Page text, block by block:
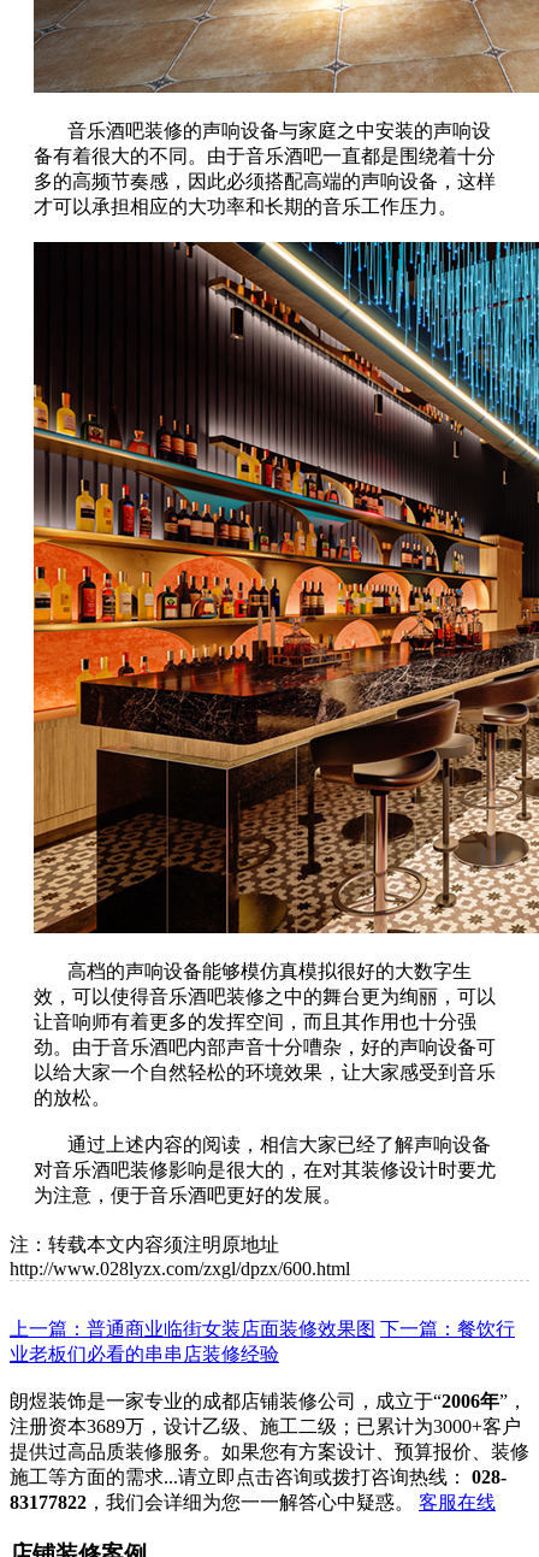
音乐酒吧装修的声响设备与家庭之中安装的声响设
备有着很大的不同。由于音乐酒吧一直都是围绕着十分
多的高频节奏感，因此必须搭配高端的声响设备，这样
才可以承担相应的大功率和长期的音乐工作压力。
高档的声响设备能够模仿真模拟很好的大数字生
效，可以使得音乐酒吧装修之中的舞台更为绚丽，可以
让音响师有着更多的发挥空间，而且其作用也十分强
劲。由于音乐酒吧内部声音十分嘈杂，好的声响设备可
以给大家一个自然轻松的环境效果，让大家感受到音乐
的放松。
通过上述内容的阅读，相信大家已经了解声响设备
对音乐酒吧装修影响是很大的，在对其装修设计时要尤
为注意，便于音乐酒吧更好的发展。
注：转载本文内容须注明原地址
http://www.028lyzx.com/zxgl/dpzx/600.html
上一篇：普通商业临街女装店面装修效果图 下一篇：餐饮行
业老板们必看的串串店装修经验
朗煜装饰是一家专业的成都店铺装修公司，成立于“2006年”，
注册资本3689万，设计乙级、施工二级；已累计为3000+客户
提供过高品质装修服务。如果您有方案设计、预算报价、装修
施工等方面的需求...请立即点击咨询或拨打咨询热线：
028-
83177822 ，我们会详细为您一一解答心中疑惑。 客服在线